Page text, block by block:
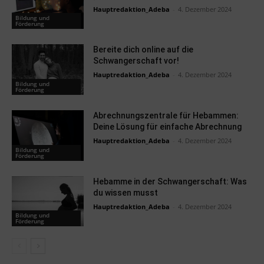
Bildung und
Förderung
Hauptredaktion_Adeba 4. Dezember 2024
Bildung und
Förderung
Bereite dich online auf die
Schwangerschaft vor!
Hauptredaktion_Adeba 4. Dezember 2024
Bildung und
Förderung
Abrechnungszentrale für Hebammen:
Deine Lösung für einfache Abrechnung
Hauptredaktion_Adeba 4. Dezember 2024
Bildung und
Förderung
Hebamme in der Schwangerschaft: Was
du wissen musst
Hauptredaktion_Adeba 4. Dezember 2024